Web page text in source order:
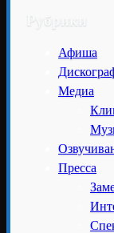
Рубрики
Афиша
Медиа
Пресса